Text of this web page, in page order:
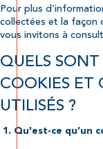
Pour plus
collectées et la façon
vous invitons à
QUELS
COOKIES ET
UTILISÉS ?
1. Qu'est-ce qu’un